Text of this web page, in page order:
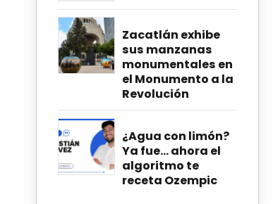
Zacatlán exhibe
sus manzanas
monumentales en
el Monumento a la
Revolución
¿Agua con limón?
Ya fue… ahora el
algoritmo te
receta Ozempic